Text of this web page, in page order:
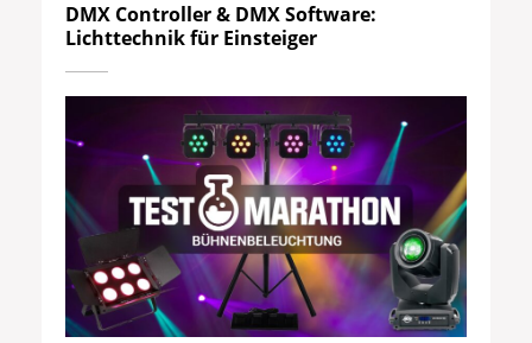
DMX Controller & DMX Software:
Lichttechnik für Einsteiger